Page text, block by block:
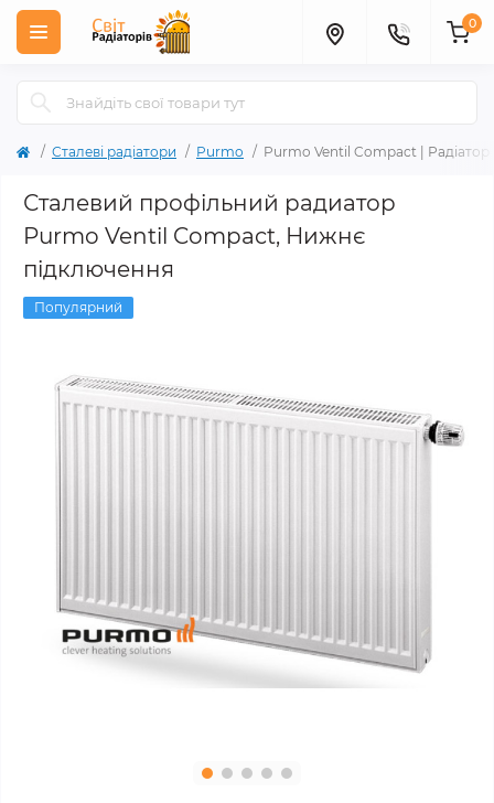
0
Сталеві радіатори Purmo Purmo Ventil Compact |
Сталевий профільний радиатор
Purmo Ventil Compact, Нижнє
підключення
Популярний